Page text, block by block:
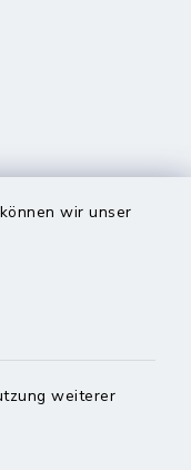
wir unser
weiterer
Koog